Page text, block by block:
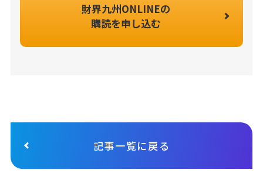
財界九州ONLINEの
購読を申し込む
記事一覧に戻る